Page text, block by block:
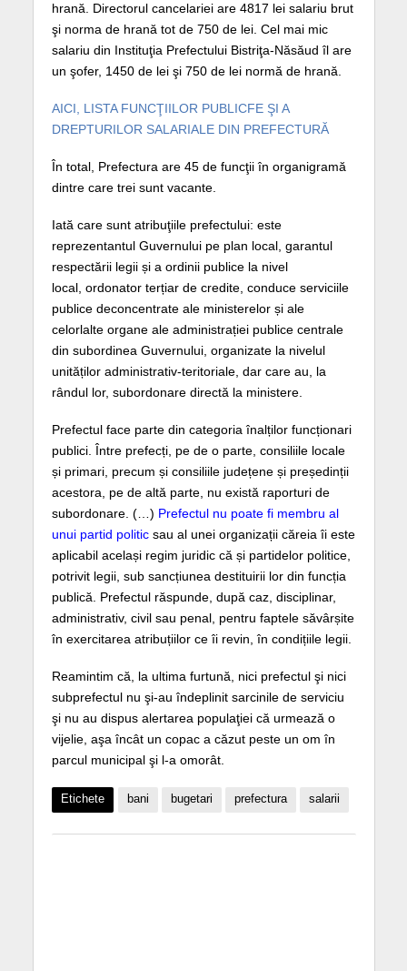
hrană. Directorul cancelariei are 4817 lei salariu brut
şi norma de hrană tot de 750 de lei. Cel mai mic
salariu din Instituţia Prefectului Bistriţa-Năsăud îl are
un şofer, 1450 de lei şi 750 de lei normă de hrană.
AICI, LISTA FUNCŢIILOR PUBLICFE ŞI A
DREPTURILOR SALARIALE DIN PREFECTURĂ
În total, Prefectura are 45 de funcţii în organigramă
dintre care trei sunt vacante.
Iată care sunt atribuţiile prefectului: este
reprezentantul Guvernului pe plan local, garantul
respectării legii și a ordinii publice la nivel
local, ordonator terțiar de credite, conduce serviciile
publice deconcentrate ale ministerelor și ale
celorlalte organe ale administrației publice centrale
din subordinea Guvernului, organizate la nivelul
unităților administrativ-teritoriale, dar care au, la
rândul lor, subordonare directă la ministere.
Prefectul face parte din categoria înalților funcționari
publici. Între prefecți, pe de o parte, consiliile locale
și primari, precum și consiliile județene și președinții
acestora, pe de altă parte, nu există raporturi de
subordonare. (…) Prefectul nu poate fi membru al
unui partid politicsau al unei organizații căreia îi este
aplicabil același regim juridic că și partidelor politice,
potrivit legii, sub sancțiunea destituirii lor din funcția
publică. Prefectul răspunde, după caz, disciplinar,
administrativ, civil sau penal, pentru faptele săvârșite
în exercitarea atribuțiilor ce îi revin, în condițiile legii.
Reamintim că, la ultima furtună, nici prefectul şi nici
subprefectul nu şi-au îndeplinit sarcinile de serviciu
şi nu au dispus alertarea populaţiei că urmează o
vijelie, aşa încât un copac a căzut peste un om în
parcul municipal şi l-a omorât.
Etichete bani bugetari prefectura salarii